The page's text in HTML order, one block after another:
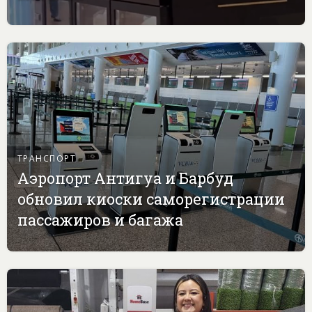
ТРАНСПОРТ
Аэропорт Антигуа и Барбуд
обновил киоски саморегистрации
пассажиров и багажа